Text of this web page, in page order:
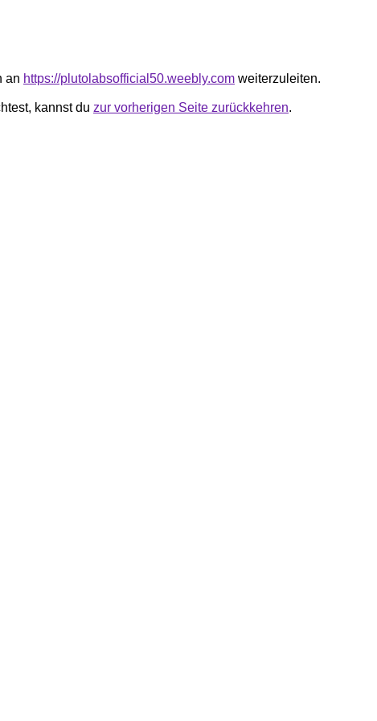
an https://plutolabsofficial50.weebly.com weiterzuleiten.
kannst du zur vorherigen Seite zurückkehren.